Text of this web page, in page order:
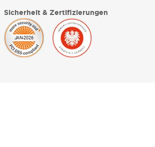
Sicherheit & Zertifizierungen